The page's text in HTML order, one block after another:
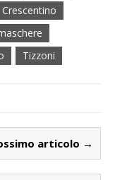
Crescentino
Tizzoni
articolo →